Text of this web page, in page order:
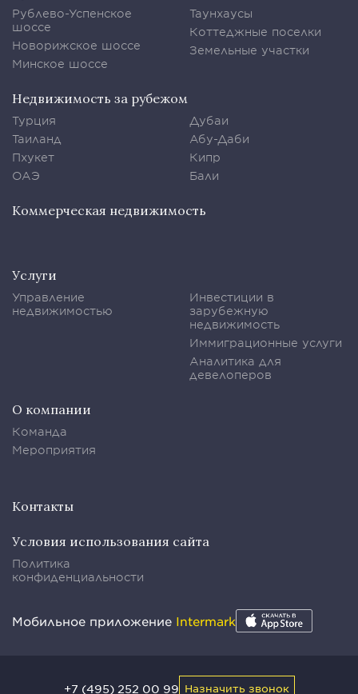
Рублево-Успенское
шоссе
Новорижское шоссе
Минское шоссе
Таунхаусы
Коттеджные поселки
Земельные участки
Недвижимость за рубежом
Турция
Таиланд
Пхукет
ОАЭ
Дубаи
Абу-Даби
Кипр
Бали
Коммерческая недвижимость
Услуги
Управление
недвижимостью
Инвестиции в
зарубежную
недвижимость
Иммиграционные услуги
Аналитика для
девелоперов
О компании
Команда
Мероприятия
Контакты
Условия использования сайта
Политика
конфиденциальности
Мобильное приложение Intermark
+7 (495) 252 00 99 Назначить звонок